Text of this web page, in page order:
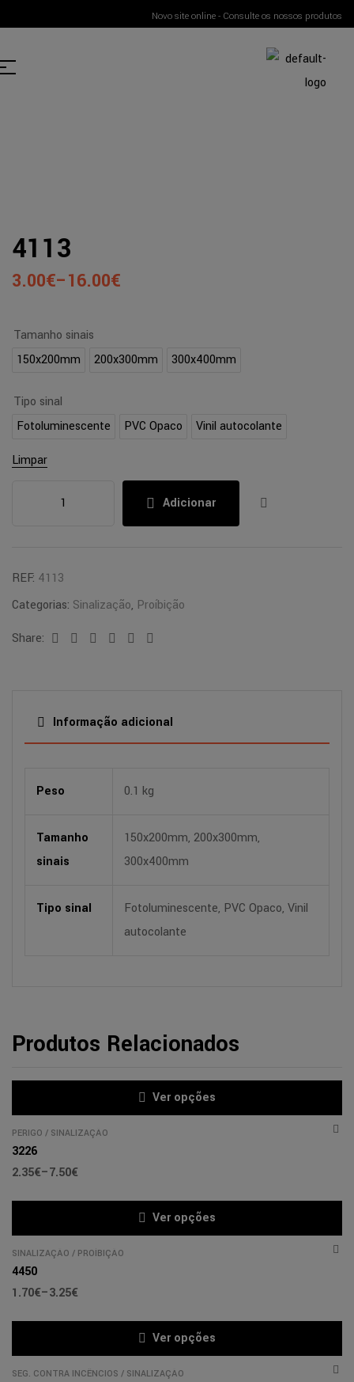
Novo site online - Consulte os nossos produtos
4113
3.00€–16.00€
Tamanho sinais
150x200mm
200x300mm 300x400mm
Tipo sinal
Fotoluminescente
PVC Opaco Vinil autocolante
Limpar
Adicionar
REF: 4113
Categorias: Sinalização, Proíbição
Share:
Facebook
TwitterLinkedinGoogle+Pinterest
Informação adicional
Peso 0.1 kg
Tamanho
sinais
150x200mm, 200x300mm,
300x400mm
Tipo sinal
Fotoluminescente, PVC Opaco, Vinil
autocolante
Produtos Relacionados
Ver opções
PERIGO / SINALIZAÇÃO
3226
2.35€–7.50€
Ver opções
SINALIZAÇÃO / PROÍBIÇÃO
4450
1.70€–3.25€
Ver opções
SEG. CONTRA INCÊNCIOS / SINALIZAÇÃO